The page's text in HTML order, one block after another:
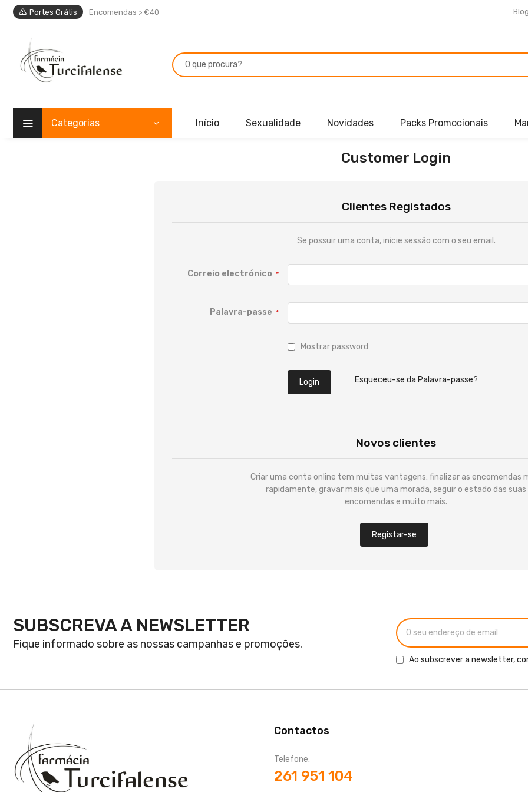
Portes Grátis Encomendas > €40
Categorias Início Sexualidade Novidades Packs Promocionais
Customer Login
Clientes Registados
Se possuir uma conta, inicie sessão com o seu email.
Correio electrónico
Palavra-passe
Mostrar password
Login Esqueceu-se da Palavra-passe?
Novos clientes
Criar uma conta online tem muitas vantagens: finalizar as encomendas
rapidamente, gravar mais que uma morada, seguir o estado das suas
encomendas e muito mais.
Registar-se
SUBSCREVA A NEWSLETTER
Fique informado sobre as nossas campanhas e promoções.
Ao subscrever a newsletter,
Contactos
Telefone:
261 951 104